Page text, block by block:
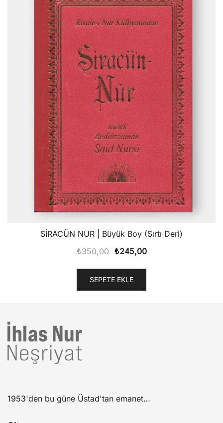
SİRACÜN NUR | Büyük Boy (Sırtı Deri)
₺350,00 Orijinal
₺350,00.
₺245,00Şu
₺245,00.
SEPETE EKLE
1953'den bu güne Üstad'tan emanet…